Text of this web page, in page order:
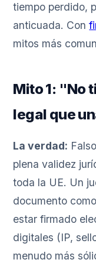
tiempo perdido,
anticuada. Con
mitos más
Mito 1: "No
legal que
La verdad:
plena validez
toda la UE. Un
documento
estar firmado
digitales (IP,
menudo más